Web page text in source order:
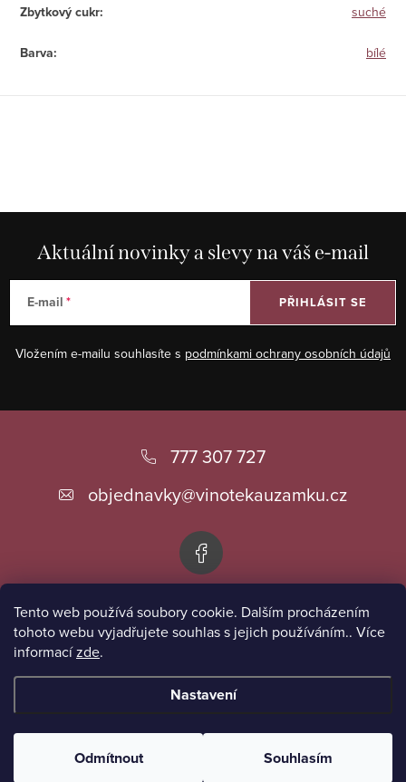
Tento web používá soubory cookie. Dalším procházením
tohoto webu vyjadřujete souhlas s jejich používáním.. Více
informacízde.
Nastavení
Odmítnout Souhlasím
Zbytkový cukr: suché
Barva: bílé
Aktuální novinky a slevy na váš e-mail
E-mail
Vložením e-mailu souhlasíte s podmínkami ochrany osobních údajů
PŘIHLÁSIT SE
777 307 727
objednavky@vinotekauzamku.cz
Informace pro vás
Přijímáme online platby
Copyright 2026Vinotéka u zámku. Všechna práva vyhrazena.